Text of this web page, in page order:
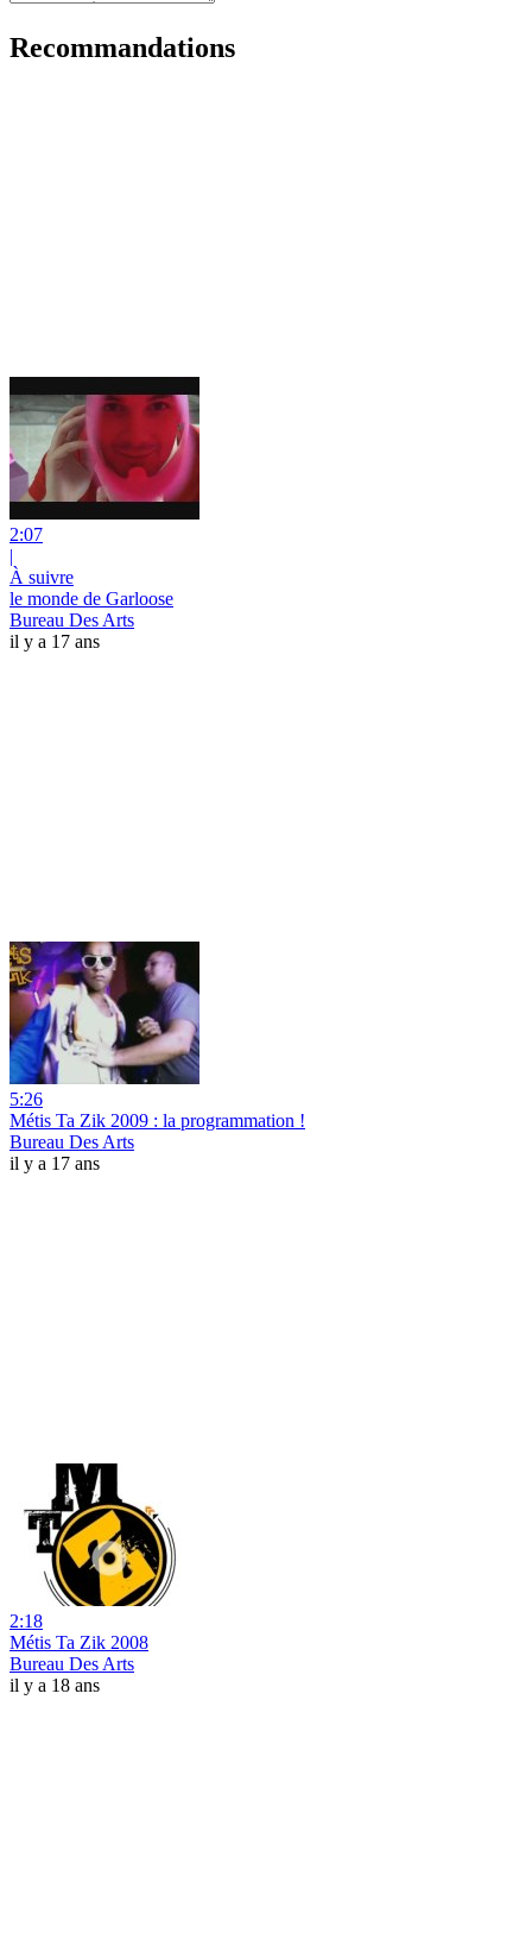
Recommandations
2:07
|
À suivre
le monde de Garloose
Bureau Des Arts
il y a 17 ans
5:26
Métis Ta Zik 2009 : la programmation !
Bureau Des Arts
il y a 17 ans
2:18
Métis Ta Zik 2008
Bureau Des Arts
il y a 18 ans